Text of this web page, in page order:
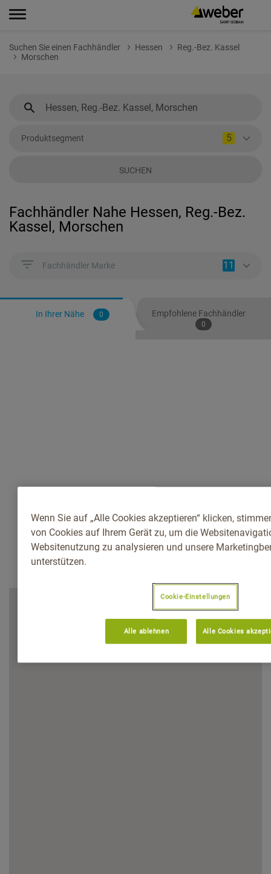
Suchen Sie einen Fachhändler Hessen
Reg.-Bez. Kassel
Morschen
Produktsegment 5
SUCHEN
Fachhändler Nahe Hessen, Reg.-Bez.
Kassel, Morschen
Fachhändler Marke 11
In Ihrer Nähe 0 Empfohlene Fachhändler
0
Wenn Sie auf „Alle Cookies akzeptieren“ klicken,
von Cookies auf Ihrem Gerät zu, um die
Websitenutzung zu analysieren und unsere
unterstützen.
Cookie-Einstellungen
Alle ablehnen Alle Cookies